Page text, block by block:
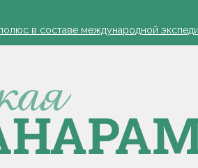
в составе международной
по закупке фруктов и ягод раскрыта
в МЧС
дни для уборки и посадок
в составе международной
по закупке фруктов и ягод раскрыта в
в МЧС